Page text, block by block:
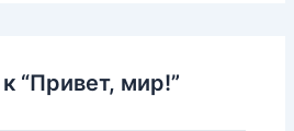
“Привет, мир!”